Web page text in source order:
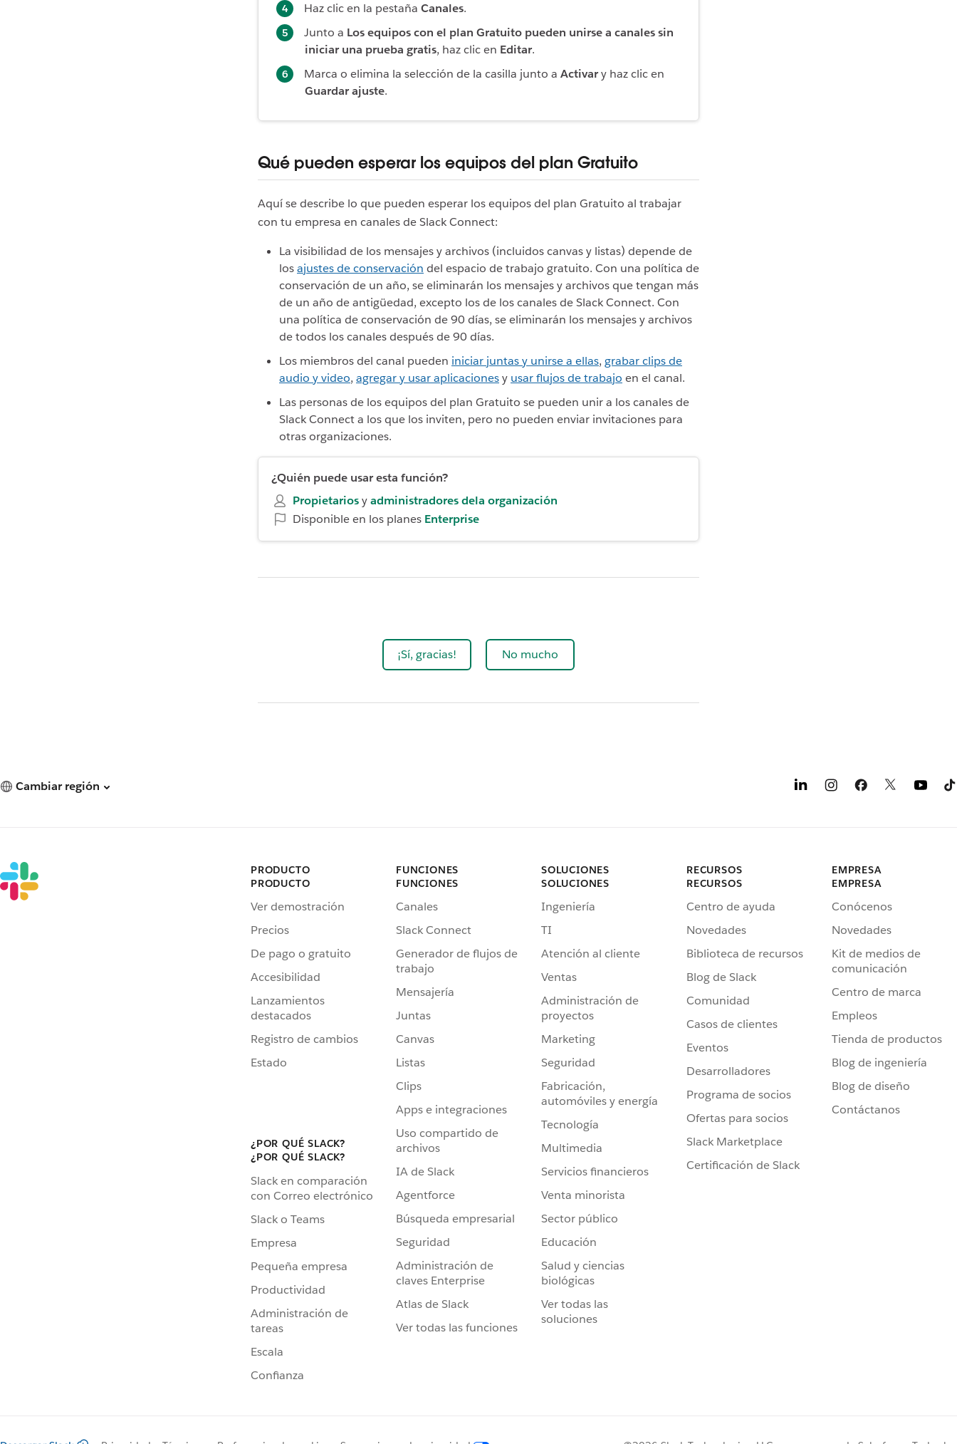
Haz clic en la pestaña Canales.
Junto a Los equipos con el plan Gratuito pueden unirse a canales sin
iniciar una prueba gratis, haz clic en Editar.
Marca o elimina la selección de la casilla junto a Activary haz clic en
Guardar ajuste.
Qué pueden esperar los equipos del plan Gratuito
Aquí se describe lo que pueden esperar los equipos del plan Gratuito al trabajar
con tu empresa en canales de Slack Connect:
La visibilidad de los mensajes y archivos (incluidos canvas y listas) depende de
losajustes de conservación del espacio de trabajo gratuito. Con una política de
conservación de un año, se eliminarán los mensajes y archivos que tengan más
de un año de antigüedad, excepto los de los canales de Slack Connect. Con
una política de conservación de 90 días, se eliminarán los mensajes y archivos
de todos los canales después de 90 días.
Los miembros del canal pueden iniciar juntas y unirse a ellas, grabar clips de
audio y video, agregar y usar aplicacionesy usar flujos de trabajo en el canal.
Las personas de los equipos del plan Gratuito se pueden unir a los canales de
Slack Connect a los que los inviten, pero no pueden enviar invitaciones para
otras organizaciones.
¿Quién puede usar esta función?
Propietariosyadministradores dela organización
Disponible en los planes Enterprise
¡Sí, gracias! No mucho
Cambiar región
PRODUCTO
PRODUCTO
Ver demostración
Precios
De pago o gratuito
Accesibilidad
Lanzamientos
destacados
Registro de cambios
Estado
¿POR QUÉ SLACK?
¿POR QUÉ SLACK?
Slack en comparación
con Correo electrónico
Slack o Teams
Empresa
Pequeña empresa
Productividad
Administración de
tareas
Escala
Confianza
FUNCIONES
FUNCIONES
Canales
Slack Connect
Generador de flujos de
trabajo
Mensajería
Juntas
Canvas
Listas
Clips
Apps e integraciones
Uso compartido de
archivos
IA de Slack
Agentforce
Búsqueda empresarial
Seguridad
Administración de
claves Enterprise
Atlas de Slack
Ver todas las funciones
SOLUCIONES
SOLUCIONES
Ingeniería
TI
Atención al cliente
Ventas
Administración de
proyectos
Marketing
Seguridad
Fabricación,
automóviles y energía
Tecnología
Multimedia
Servicios financieros
Venta minorista
Sector público
Educación
Salud y ciencias
biológicas
Ver todas las
soluciones
RECURSOS
RECURSOS
Centro de ayuda
Novedades
Biblioteca de recursos
Blog de Slack
Comunidad
Casos de clientes
Eventos
Desarrolladores
Programa de socios
Ofertas para socios
Slack Marketplace
Certificación de Slack
EMPRESA
EMPRESA
Conócenos
Novedades
Kit de medios de
comunicación
Centro de marca
Empleos
Tienda de productos
Blog de ingeniería
Blog de diseño
Contáctanos